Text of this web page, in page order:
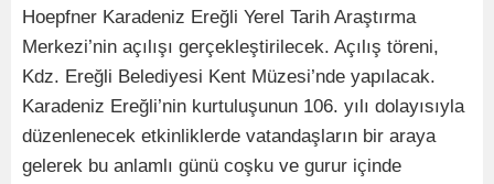
Hoepfner Karadeniz Ereğli Yerel Tarih Araştırma
Merkezi’nin açılışı gerçekleştirilecek. Açılış töreni,
Kdz. Ereğli Belediyesi Kent Müzesi’nde yapılacak.
Karadeniz Ereğli’nin kurtuluşunun 106. yılı dolayısıyla
düzenlenecek etkinliklerde vatandaşların bir araya
gelerek bu anlamlı günü coşku ve gurur içinde